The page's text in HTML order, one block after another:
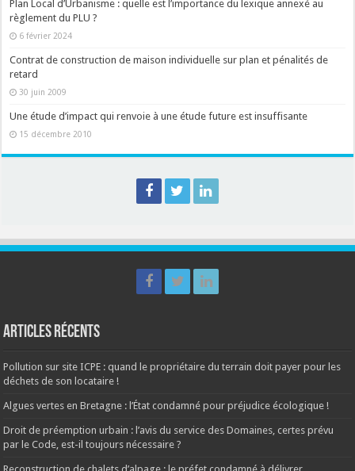
Plan Local d’Urbanisme : quelle est l’importance du lexique annexé au
règlement du PLU ?
6 février 2024
Contrat de construction de maison individuelle sur plan et pénalités de
retard
30 juin 2009
Une étude d’impact qui renvoie à une étude future est insuffisante
15 décembre 2010
Articles récents
Pollution sur site ICPE : quand le propriétaire du terrain doit payer pour les
déchets de son locataire !
Algues vertes en Bretagne : l’État condamné pour préjudice écologique !
Droit de préemption urbain : l’avis du service des Domaines, certes prévu
par le Code, est-il toujours nécessaire ?
Reconstruction de chalets d’alpage : le préfet condamné à délivrer